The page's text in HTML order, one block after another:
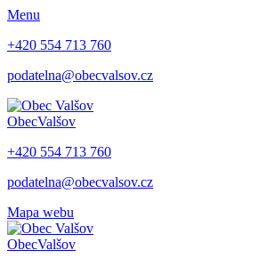
Menu
+420 554 713 760
podatelna@obecvalsov.cz
ObecValšov
+420 554 713 760
podatelna@obecvalsov.cz
Mapa webu
ObecValšov